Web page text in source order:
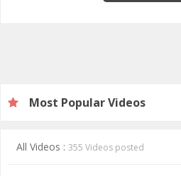
Most Popular Videos
All Videos : 355 Videos posted